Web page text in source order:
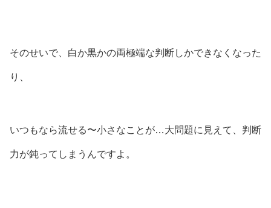
そのせいで、白か黒かの両極端な判断しかできなくなった
り、
いつもなら流せる〜小さなことが…大問題に見えて、判断
力が鈍ってしまうんですよ。